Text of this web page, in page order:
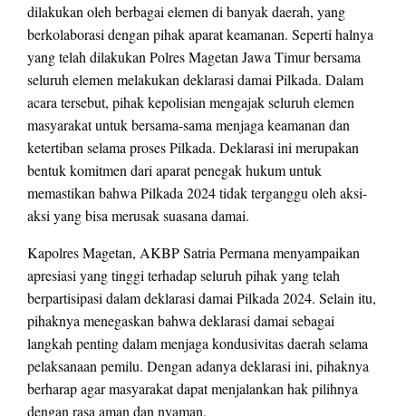
dilakukan oleh berbagai elemen di banyak daerah, yang
berkolaborasi dengan pihak aparat keamanan. Seperti halnya
yang telah dilakukan Polres Magetan Jawa Timur bersama
seluruh elemen melakukan deklarasi damai Pilkada. Dalam
acara tersebut, pihak kepolisian mengajak seluruh elemen
masyarakat untuk bersama-sama menjaga keamanan dan
ketertiban selama proses Pilkada. Deklarasi ini merupakan
bentuk komitmen dari aparat penegak hukum untuk
memastikan bahwa Pilkada 2024 tidak terganggu oleh aksi-
aksi yang bisa merusak suasana damai.
Kapolres Magetan, AKBP Satria Permana menyampaikan
apresiasi yang tinggi terhadap seluruh pihak yang telah
berpartisipasi dalam deklarasi damai Pilkada 2024. Selain itu,
pihaknya menegaskan bahwa deklarasi damai sebagai
langkah penting dalam menjaga kondusivitas daerah selama
pelaksanaan pemilu. Dengan adanya deklarasi ini, pihaknya
berharap agar masyarakat dapat menjalankan hak pilihnya
dengan rasa aman dan nyaman.